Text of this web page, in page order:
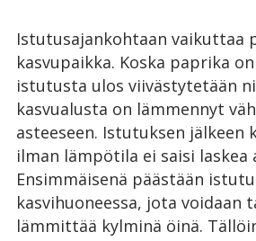
Istutusajankohtaan vaikuttaa
kasvupaikka. Koska paprika
istutusta ulos viivästytetään
kasvualusta on lämmennyt
asteeseen. Istutuksen jälkeen
ilman lämpötila ei saisi laskea
Ensimmäisenä päästään
kasvihuoneessa, jota voidaan
lämmittää kylminä öinä.